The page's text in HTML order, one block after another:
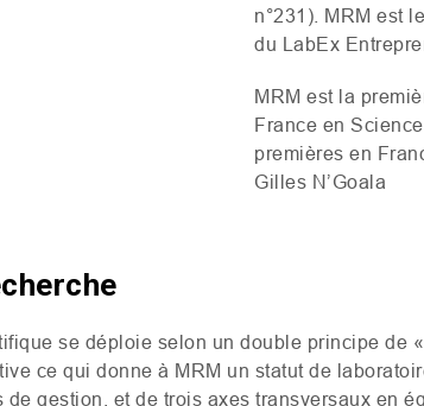
n°231). MRM est
du LabEx
MRM est la
France en
premières en
Gilles N’Goala
se déploie selon un double principe de
ce qui donne à MRM un statut de
gestion, et de trois axes transversaux en